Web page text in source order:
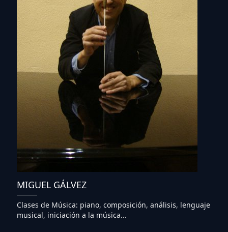
MIGUEL GÁLVEZ
Clases de Música: piano, composición, análisis, lenguaje
musical, iniciación a la música...